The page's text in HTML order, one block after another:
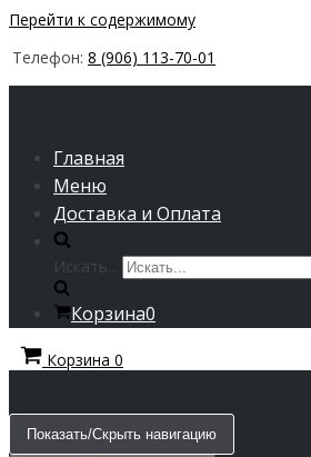
Перейти к содержимому
Телефон: 8 (906) 113-70-01
Главная
Меню
Доставка и Оплата
Искать...
Корзина0
Корзина 0
Показать/Скрыть навигацию